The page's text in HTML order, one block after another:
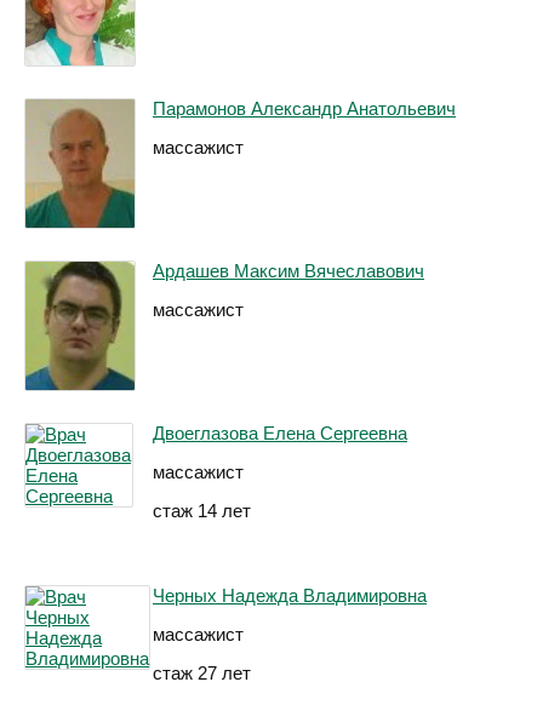
Парамонов Александр Анатольевич
массажист
Ардашев Максим Вячеславович
массажист
Двоеглазова Елена Сергеевна
массажист
стаж 14 лет
Черных Надежда Владимировна
массажист
стаж 27 лет